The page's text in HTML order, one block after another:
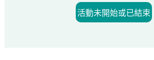
活動未開始或已結束